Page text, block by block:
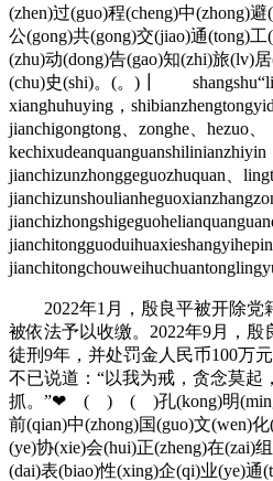
(zhen)过(guo)程(cheng)中(zhong)
公(gong)共(gong)交(jiao)通(tong)
(zhu)动(dong)告(gao)知(zhi)旅(lv)
(chu)史(shi)。(。)┃
xianghuhuying，
jianchigongtong、zonghe、hezuo、
kechixudeanquanguanshilinianzhiyin
jianchizunzhonggeguozhuquan、
2022年1月，殷良平被开除党
被依法予以收缴。2022年9月，
徒刑9年，并处罚金人民币100万
不已说道：“以我为戒，贪念莫起
抓。”❤ ( ) ( )孔(kong)明(ming)
前(qian)中(zhong)国(guo)文(wen)
(ye)协(xie)会(hui)正(zheng)在(zai)
(dai)表(biao)性(xing)企(qi)业(ye)通